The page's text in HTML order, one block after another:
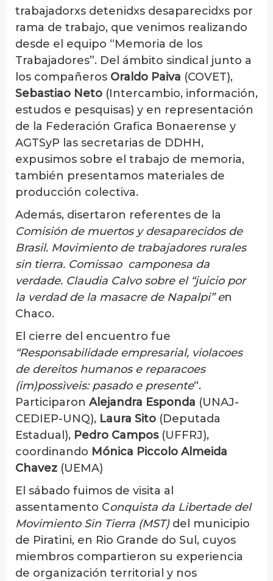
trabajadorxs detenidxs desaparecidxs por
rama de trabajo, que venimos realizando
desde el equipo “Memoria de los
Trabajadores”. Del ámbito sindical junto a
los compañeros Oraldo Paiva (COVET),
Sebastiao Neto (Intercambio, información,
estudos e pesquisas) y en representación
de la Federación Grafica Bonaerense y
AGTSyP las secretarias de DDHH,
expusimos sobre el trabajo de memoria,
también presentamos materiales de
producción colectiva.
Además, disertaron referentes de la
Comisión de muertos y desaparecidos de
Brasil. Movimiento de trabajadores rurales
sin tierra. Comissao camponesa da
verdade. Claudia Calvo sobre el “juicio por
la verdad de la masacre de Napalpi” en
Chaco.
El cierre del encuentro fue
“Responsabilidade empresarial, violacoes
de dereitos humanos e reparacoes
(im)possìveis: pasado e presente“.
Participaron Alejandra Esponda (UNAJ-
CEDIEP-UNQ), Laura Sito (Deputada
Estadual), Pedro Campos(UFFRJ),
coordinando Mónica Piccolo Almeida
Chavez (UEMA)
El sábado fuimos de visita al
assentamento Conquista da Libertade del
Movimiento Sin Tierra (MST)del municipio
de Piratini, en Rio Grande do Sul, cuyos
miembros compartieron su experiencia
de organización territorial y nos